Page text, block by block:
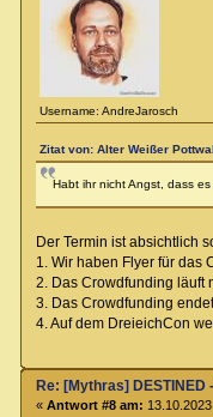
Username: AndreJarosch
Zitat von: Alter Weißer
Habt ihr nicht Angst, dass
Der Termin ist absichtlich
1. Wir haben Flyer für das
2. Das Crowdfunding läuft
3. Das Crowdfunding
4. Auf dem DreieichCon
Re: [Mythras] DESTINED
« Antwort #8 am: